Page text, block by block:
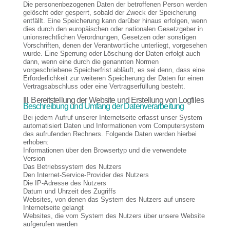
Die personenbezogenen Daten der betroffenen Person werden
gelöscht oder gesperrt, sobald der Zweck der Speicherung
entfällt. Eine Speicherung kann darüber hinaus erfolgen, wenn
dies durch den europäischen oder nationalen Gesetzgeber in
unionsrechtlichen Verordnungen, Gesetzen oder sonstigen
Vorschriften, denen der Verantwortliche unterliegt, vorgesehen
wurde. Eine Sperrung oder Löschung der Daten erfolgt auch
dann, wenn eine durch die genannten Normen
vorgeschriebene Speicherfrist abläuft, es sei denn, dass eine
Erforderlichkeit zur weiteren Speicherung der Daten für einen
Vertragsabschluss oder eine Vertragserfüllung besteht.
III. Bereitstellung der Website und Erstellung von Logfiles
Beschreibung und Umfang der Datenverarbeitung
Bei jedem Aufruf unserer Internetseite erfasst unser System
automatisiert Daten und Informationen vom Computersystem
des aufrufenden Rechners. Folgende Daten werden hierbei
erhoben:
Informationen über den Browsertyp und die verwendete
Version
Das Betriebssystem des Nutzers
Den Internet-Service-Provider des Nutzers
Die IP-Adresse des Nutzers
Datum und Uhrzeit des Zugriffs
Websites, von denen das System des Nutzers auf unsere
Internetseite gelangt
Websites, die vom System des Nutzers über unsere Website
aufgerufen werden